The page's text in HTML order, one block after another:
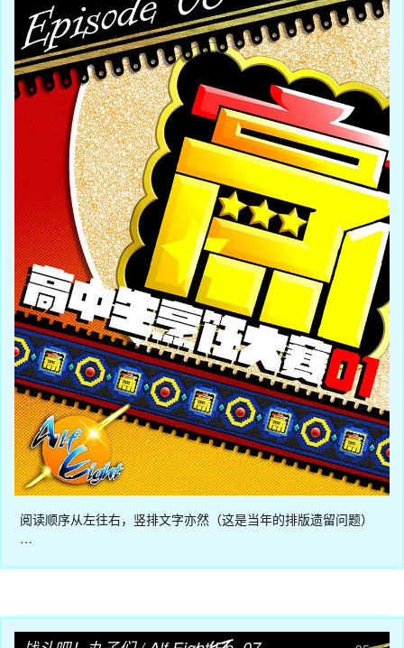
阅读顺序从左往右，竖排文字亦然（这是当年的排版遗留问题）
…